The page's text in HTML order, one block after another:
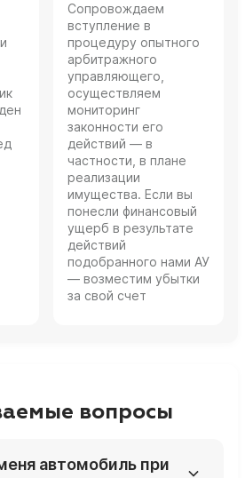
Сопровождаем
вступление в
процедуру опытного
арбитражного
управляющего,
осуществляем
мониторинг
законности его
действий — в
частности, в плане
реализации
имущества. Если вы
понесли финансовый
ущерб в результате
действий
подобранного нами АУ
— возместим убытки
за свой счет
вопросы
автомобиль при